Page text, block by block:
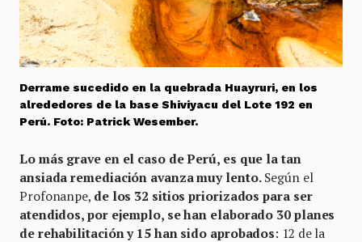
Derrame sucedido en la quebrada Huayruri, en los
alrededores de la base Shiviyacu del Lote 192 en
Perú. Foto: Patrick Wesember.
Lo más grave en el caso de Perú, es que la tan
ansiada remediación avanza muy lento.Según el
Profonanpe, de los 32 sitios priorizados para ser
atendidos, por ejemplo, se han elaborado 30 planes
de rehabilitación y 15 han sido aprobados: 12 de la